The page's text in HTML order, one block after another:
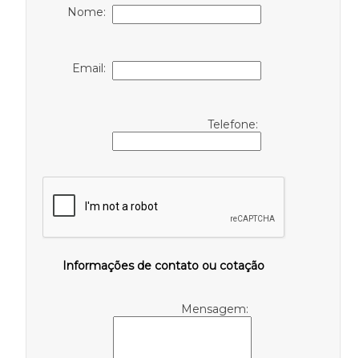
Nome:
Email:
Telefone:
Informações de contato ou cotação
Mensagem: